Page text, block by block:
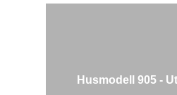
Husmodell 905 -